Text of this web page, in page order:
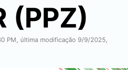
(PPZ)
PM, última modificação 9/9/2025,